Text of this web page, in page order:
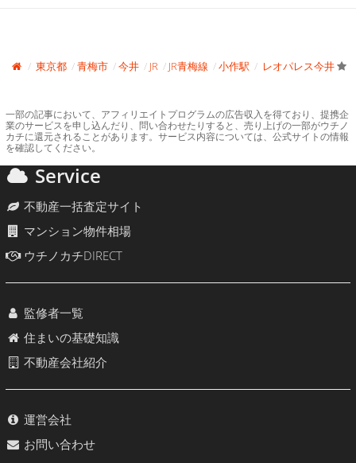
東京都 青梅市 今井 JR JR青梅線 小作駅 レオパレス今井
一部の記事において、アフィリエイトプログラムの広告収入を得ており、提携企
業のサービスを申し込んだり、問い合わせたりすると、売り上げの一部がウチノ
カチに還元されることがあります。サービス内容については、公式サイトの情報
を確認してください。
Service
不動産一括査定サイト
マンション物件相場
ウチノカチDIRECT
監修者一覧
住まいの基礎知識
不動産会社紹介
運営会社
お問い合わせ